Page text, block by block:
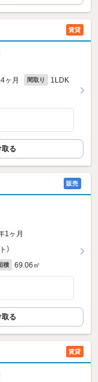
賃貸
ヶ月 間取り 1LDK
る
販売
1ヶ月
）
積 69.06㎡
る
賃貸